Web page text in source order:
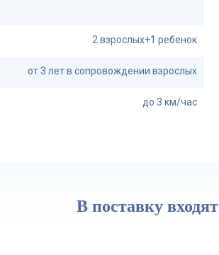
2 взрослых+1 ребенок
от 3 лет в сопровождении взрослых
до 3 км/час
В поставку входят